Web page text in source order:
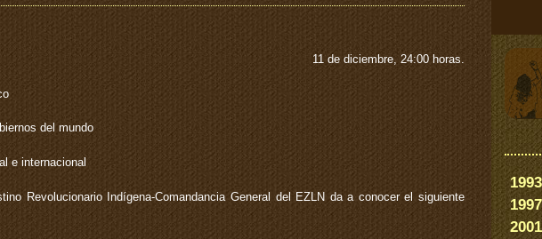
11 de diciembre, 24:00 horas.
del mundo
e internacional
Revolucionario Indígena-Comandancia General del EZLN da a conocer el siguiente
1993
1997
2001